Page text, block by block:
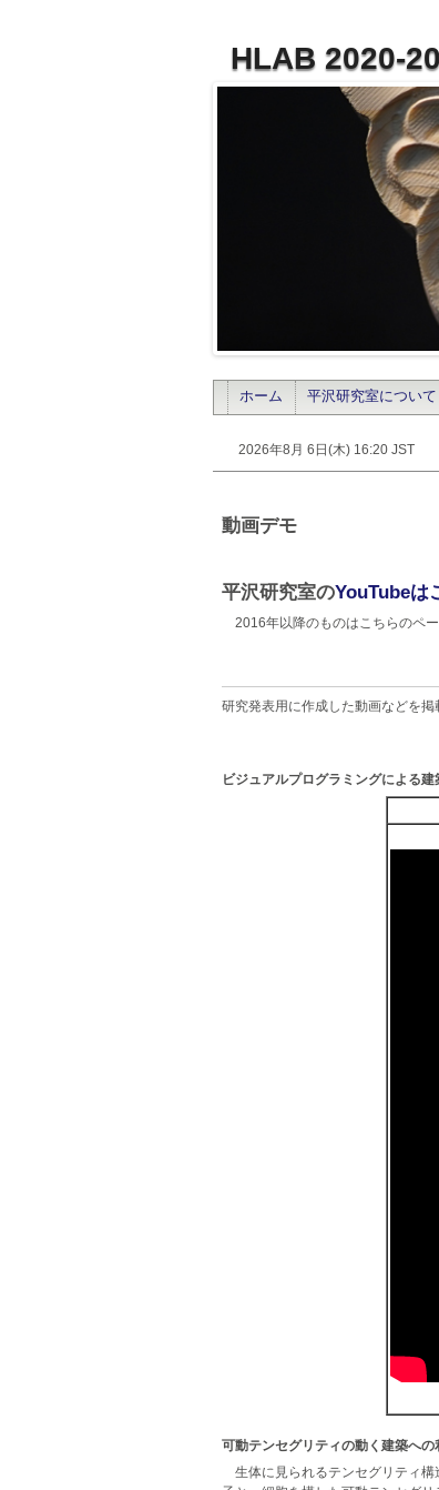
HLAB 2020-
ホーム 平沢研究室について
2026年8月 6日(木) 16:20 JST
動画デモ
平沢研究室のYouTubeは
2016年以降のものはこちらのペ
研究発表用に作成した動画などを
ビジュアルプログラミングによる
可動テンセグリティの動く建築への
生体に見られるテンセグリティ